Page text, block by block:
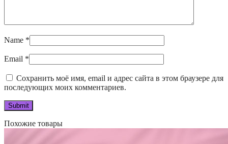
Name *
Email *
Сохранить моё имя, email и адрес сайта в этом браузере для
последующих моих комментариев.
Похожие товары